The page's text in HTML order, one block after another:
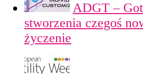
ADGT –
stworzenia czegoś
życzenie